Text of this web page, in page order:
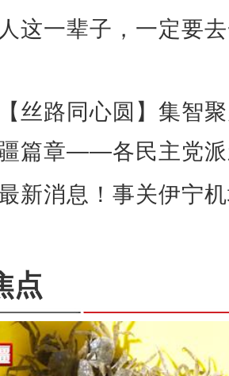
人这一辈子，一定要
【丝路同心圆】集智
篇章——各民主党派
新消息！事关伊宁
点
新疆兵团：朽木变工艺品